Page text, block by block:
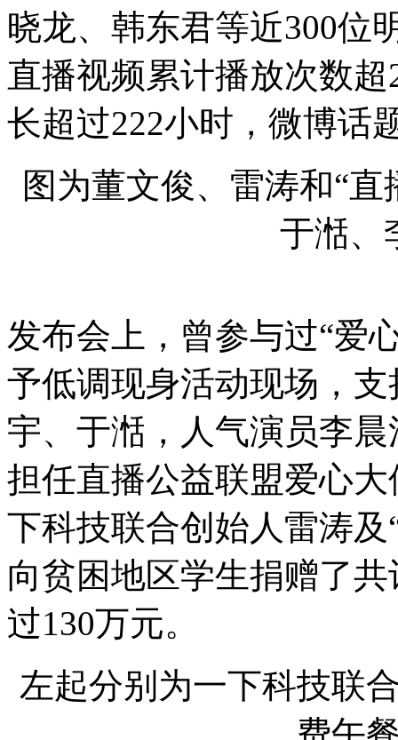
晓龙、韩东君等近300位
直播视频累计播放次数
长超过222小时，微博话
图为董文俊、雷涛和“
于湉、
发布会上，曾参与过“爱
予低调现身活动现场，
宇、于湉，人气演员李
担任直播公益联盟爱心
下科技联合创始人雷涛
向贫困地区学生捐赠了
过130万元。
左起分别为一下科技联